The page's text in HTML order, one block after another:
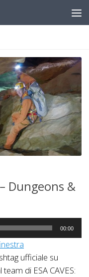
Dungeons &
00:00
ufficiale su
di ESA CAVES: